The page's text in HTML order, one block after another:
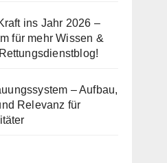
ins Jahr 2026 –
für mehr Wissen &
– Aufbau,
Relevanz für